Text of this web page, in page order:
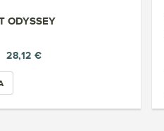
ODYSSEY
28,12 €